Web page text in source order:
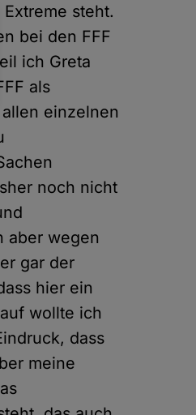
steht.
bei den FFF
ich Greta
als
einzelnen
noch nicht
aber wegen
gar der
hier ein
wollte ich
dass
meine